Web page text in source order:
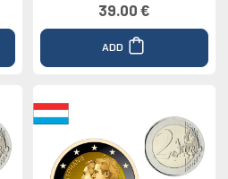
39.00 €
ADD